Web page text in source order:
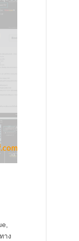
าง